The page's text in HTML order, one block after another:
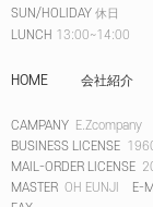
SUN/HOLIDAY 休日
LUNCH 13:00~14:00
HOME 会社紹介
CAMPANY E.Zcompany
BUSINESS LICENSE
MAIL-ORDER LICENSE
MASTER OH EUNJI E-